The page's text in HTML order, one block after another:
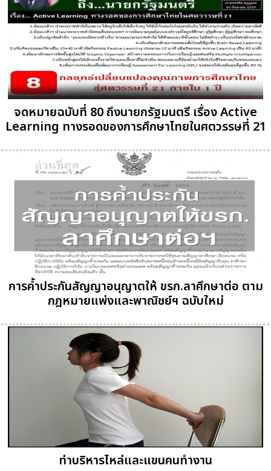
จดหมายฉบับที่ 80 ถึงนายกรัฐมนตรี เรื่อง Active
Learning ทางรอดของการศึกษาไทยในศตวรรษที่ 21
การค้ำประกันสัญญาอนุญาตให้ ขรก.ลาศึกษาต่อ ตาม
กฎหมายแพ่งและพาณิชย์ฯ ฉบับใหม่
ท่าบริหารไหล่และแขนคนทำงาน